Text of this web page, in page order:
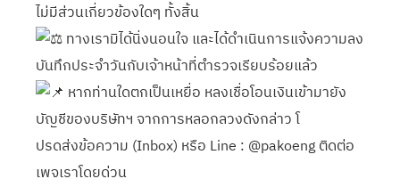
ไม่มีส่วนเกี่ยวข้องใดๆ ทั้งสิ้น
ทางเรามิได้นิ่งนอนใจ และได้ดำเนินการแจ้งความลง
บันทึกประจำวันกับเจ้าหน้าที่ตำรวจเรียบร้อยแล้ว
หากท่านใดตกเป็นเหยื่อ หลงเชื่อโอนเงินเข้ามายัง
บัญชีของบริษัทฯ จากการหลอกลวงดังกล่าว โ
ปรดส่งข้อความ (Inbox) หรือ Line : @pakoeng ติดต่อ
เพจเราโดยด่วน